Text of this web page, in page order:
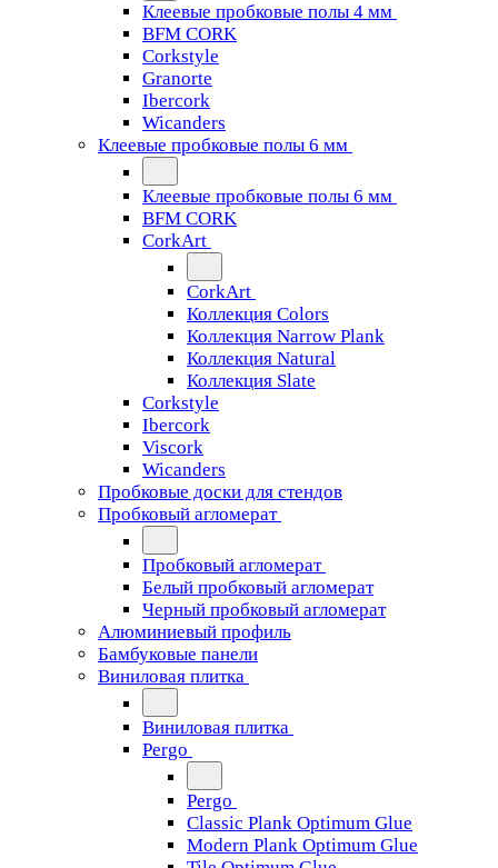
Клеевые пробковые полы 4 мм
BFM CORK
Corkstyle
Granorte
Ibercork
Wicanders
Клеевые пробковые полы 6 мм
Клеевые пробковые полы 6 мм
BFM CORK
CorkArt
CorkArt
Коллекция Colors
Коллекция Narrow Plank
Коллекция Natural
Коллекция Slate
Corkstyle
Ibercork
Viscork
Wicanders
Пробковые доски для стендов
Пробковый агломерат
Пробковый агломерат
Белый пробковый агломерат
Черный пробковый агломерат
Алюминиевый профиль
Бамбуковые панели
Виниловая плитка
Виниловая плитка
Pergo
Pergo
Classic Plank Optimum Glue
Modern Plank Optimum Glue